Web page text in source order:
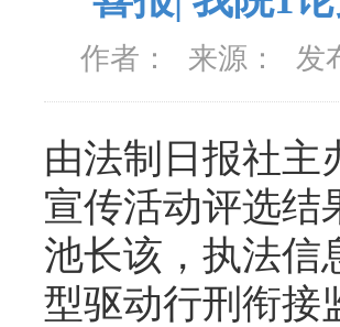
作者： 来源： 发
由法制日报社主
宣传活动评选结
池长该，执法信
型驱动行刑衔接